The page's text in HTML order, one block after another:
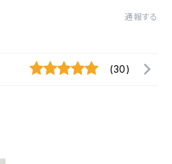
通報する
(30)